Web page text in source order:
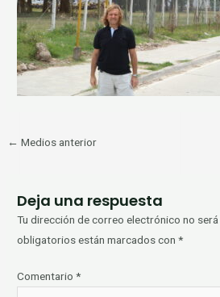
← Medios anterior
Deja una respuesta
Tu dirección de correo electrónico no será
obligatorios están marcados con*
Comentario*